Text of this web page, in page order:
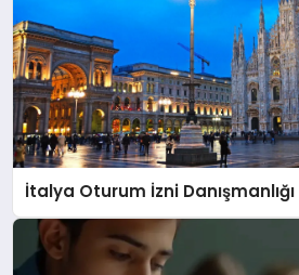
İtalya Oturum İzni Danışmanlığı